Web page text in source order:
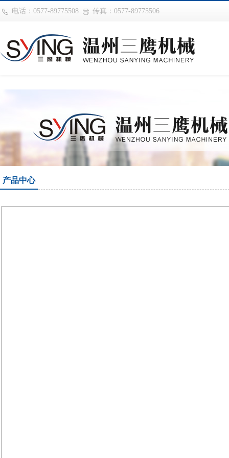
华体会平台
电话：0577-89775508 传真：0577-89775506
产品中心